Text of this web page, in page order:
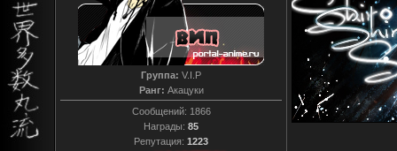
Группа: V.I.P
Ранг: Акацуки
Сообщений: 1866
Награды: 85
Репутация: 1223